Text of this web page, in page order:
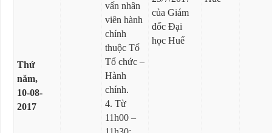
Thứ
năm,
10-08-
2017
vấn nhân
viên hành
chính
thuộc Tổ
Tổ chức –
Hành
chính.
4. Từ
11h00 –
của Giám
đốc Đại
học Huế